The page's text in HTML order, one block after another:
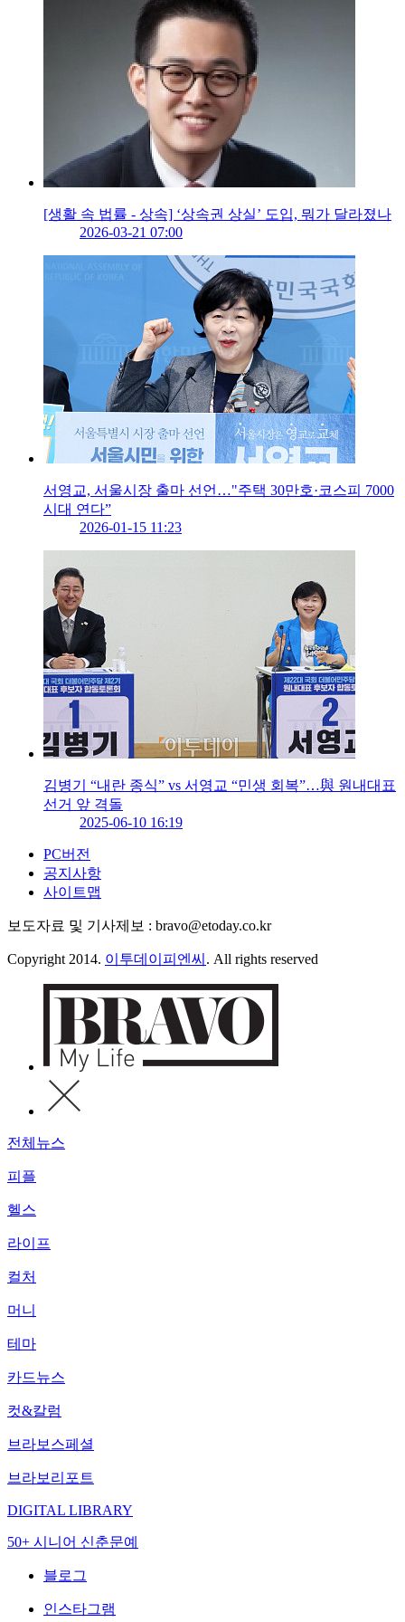
[생활 속 법률 - 상속] ‘상속권 상실’ 도입, 뭐가 달라졌나
2026-03-21 07:00
서영교, 서울시장 출마 선언…"주택 30만호·코스피 7000
시대 연다”
2026-01-15 11:23
김병기 “내란 종식” vs 서영교 “민생 회복”…與 원내대표
선거 앞 격돌
2025-06-10 16:19
PC버전
공지사항
사이트맵
보도자료 및 기사제보 : bravo@etoday.co.kr
Copyright 2014. 이투데이피엔씨 . All rights reserved
전체뉴스
피플
헬스
라이프
컬처
머니
테마
카드뉴스
컷&칼럼
브라보스페셜
브라보리포트
DIGITAL LIBRARY
50+ 시니어 신춘문예
블로그
인스타그램